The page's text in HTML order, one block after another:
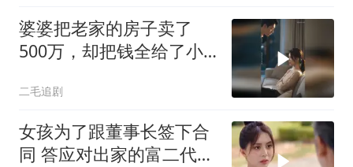
婆婆把老家的房子卖了
500万，却把钱全给了小
二毛追剧
女孩为了跟董事长签下合
同 答应对出家的富二代展